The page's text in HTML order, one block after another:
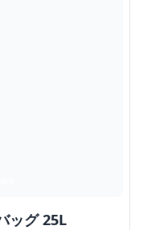
ッグ 25L